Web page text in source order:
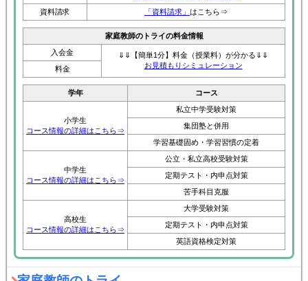
資料請求
「資料請求」 はこちら⇒
家庭教師のトライの料金情報
入会金
⇓⇓【簡単1分】料金（授業料）が分かる⇓⇓
お見積もりシミュレーション
料金
学年 コース
小学生
コース情報の詳細はこちら⇒
私立中学受験対策
集団塾と併用
学習基礎固め・学習習慣の定着
中学生
コース情報の詳細はこちら⇒
公立・私立高校受験対策
定期テスト・内申点対策
苦手科目克服
高校生
コース情報の詳細はこちら⇒
大学受験対策
定期テスト・内申点対策
英語資格検定対策